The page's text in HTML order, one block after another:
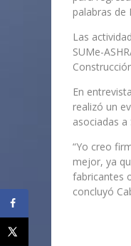
palabras de
Las
SUMe-
En
realizó un
asociadas
“Yo creo
mejor, ya
fabricantes
concluyó